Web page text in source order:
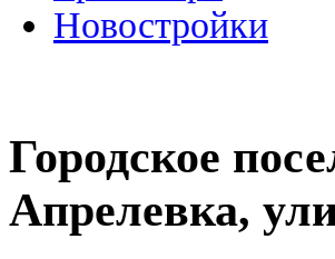
Новостройки
Городское
Апрелевка,